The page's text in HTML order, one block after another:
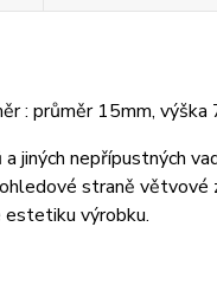
: průměr 15mm, výška
jiných nepřípustných
straně větvové
výrobku.